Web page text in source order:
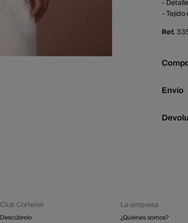
-
- Tejido
Ref.
Envío
Club Cortefiel
Descúbrelo
La empresa
¿Quiénes somos?